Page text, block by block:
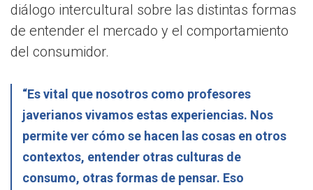
diálogo intercultural sobre las distintas formas
de entender el mercado y el comportamiento
del consumidor.
“Es vital que nosotros como profesores
javerianos vivamos estas experiencias. Nos
permite ver cómo se hacen las cosas en otros
contextos, entender otras culturas de
consumo, otras formas de pensar. Eso